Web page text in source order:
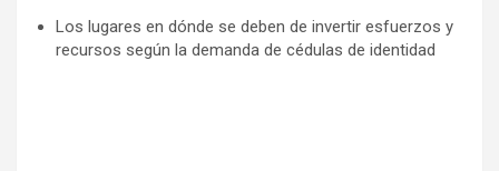
Los lugares en dónde se deben de invertir esfuerzos y
recursos según la demanda de cédulas de identidad